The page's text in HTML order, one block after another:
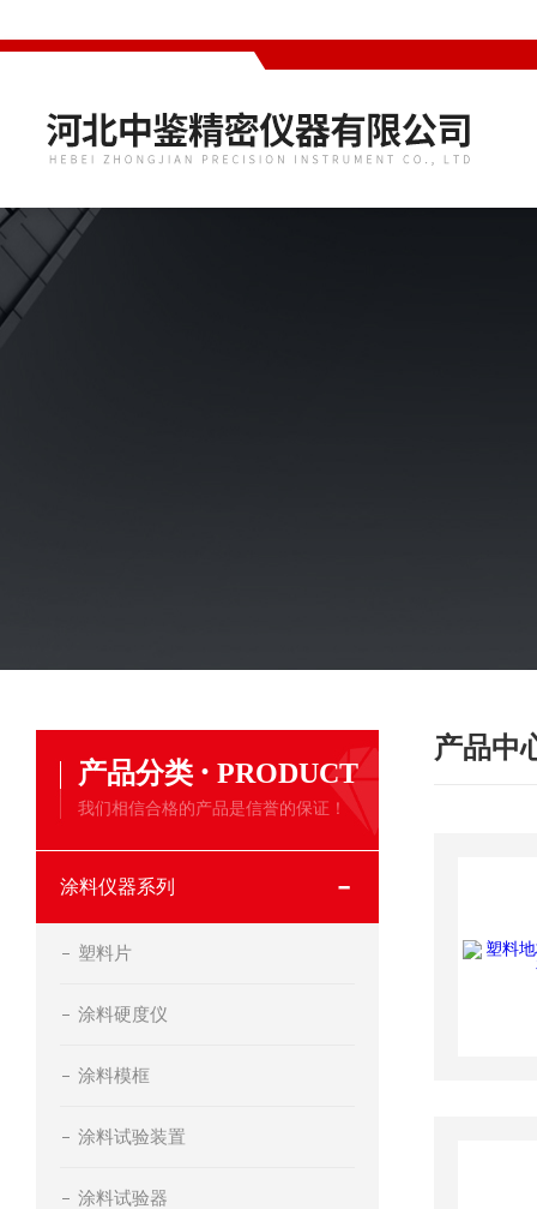
产品分类 · PRODUCT
我们相信合格的产品是信誉的保证！
涂料仪器系列
塑料片
涂料硬度仪
涂料模框
涂料试验装置
涂料试验器
产品中